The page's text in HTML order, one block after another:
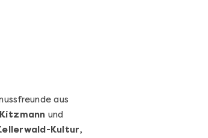
aus
Kitzmann und
Kultur,